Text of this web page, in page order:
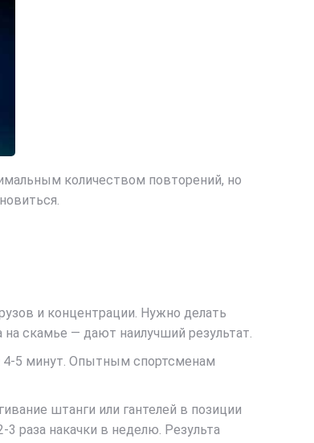
количеством повторений, но
и концентрации. Нужно делать
скамье — дают наилучший результат.
4-5 минут. Опытным спортсменам
штанги или гантелей в позиции
раза накачки в неделю. Результа